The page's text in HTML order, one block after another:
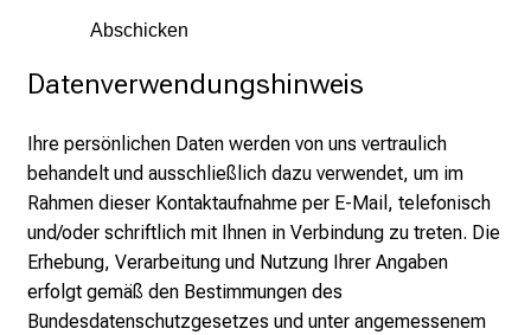
Datenverwendungshinweis
Ihre persönlichen Daten werden von uns vertraulich
behandelt und ausschließlich dazu verwendet, um im
Rahmen dieser Kontaktaufnahme per E-Mail, telefonisch
und/oder schriftlich mit Ihnen in Verbindung zu treten. Die
Erhebung, Verarbeitung und Nutzung Ihrer Angaben
erfolgt gemäß den Bestimmungen des
Bundesdatenschutzgesetzes und unter angemessenem